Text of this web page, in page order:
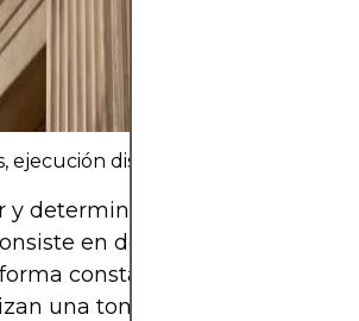
ejecución disciplinada y
determinar el tamaño de las
en desarrollar su plan de
constante y mantener un
una toma de decisiones